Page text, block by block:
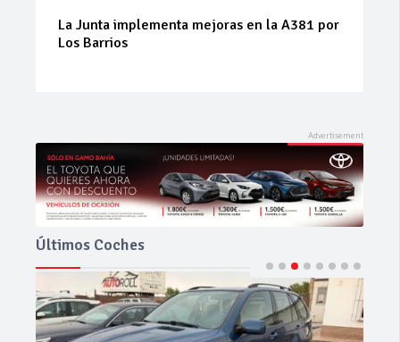
La Junta implementa mejoras en la A381 por
Los Barrios
Últimos Coches